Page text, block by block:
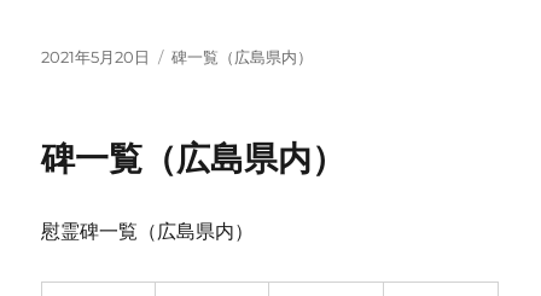
投
2021年5月20日
カ
ー
碑一覧（広島県内）
碑一覧（広島県内）
慰霊碑一覧（広島県内）